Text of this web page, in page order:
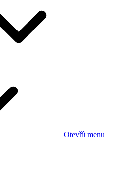
Otevřít menu